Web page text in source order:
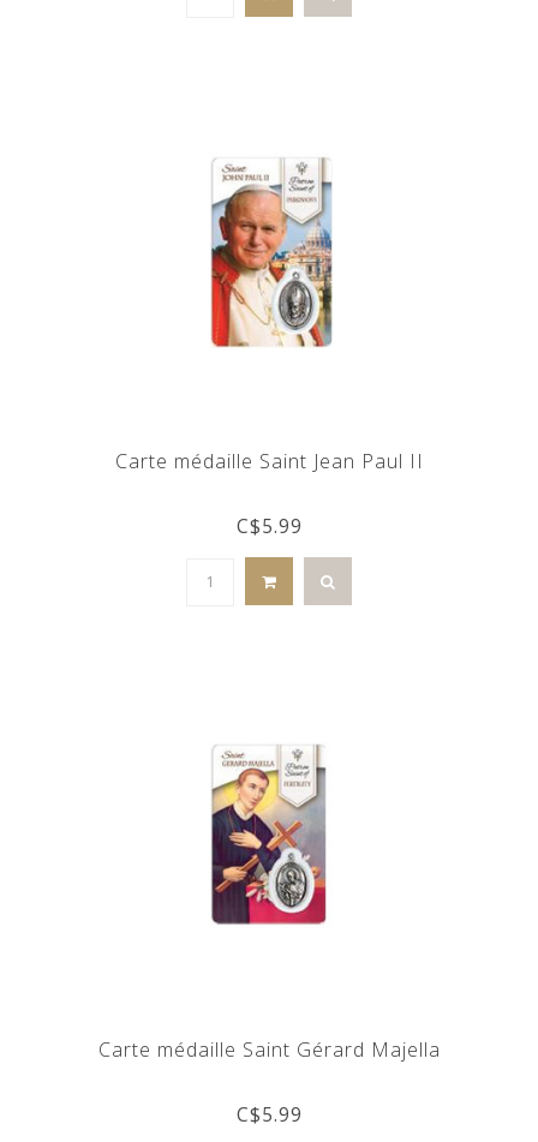
Carte médaille Saint Jean Paul II
C$5.99
Carte médaille Saint Gérard Majella
C$5.99